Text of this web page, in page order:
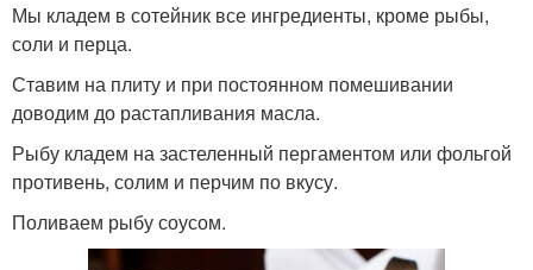
Мы кладем в сотейник все ингредиенты, кроме рыбы,
соли и перца.
Ставим на плиту и при постоянном помешивании
доводим до растапливания масла.
Рыбу кладем на застеленный пергаментом или фольгой
противень, солим и перчим по вкусу.
Поливаем рыбу соусом.